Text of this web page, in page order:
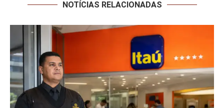
NOTÍCIAS RELACIONADAS